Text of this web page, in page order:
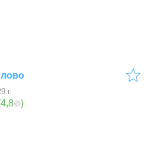
г.
4,8 )